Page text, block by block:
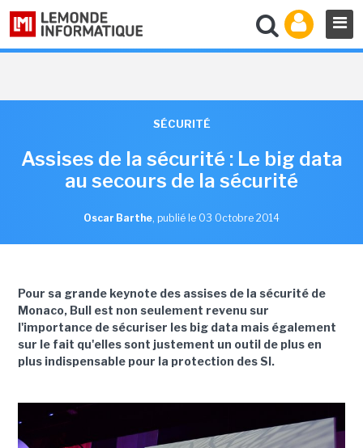
SÉCURITÉ
Assises de la sécurité : Le big data
au secours de la sécurité
Oscar Barthe, publié le 03 Octobre 2014
Pour sa grande keynote des assises de la sécurité de
Monaco, Bull est non seulement revenu sur
l'importance de sécuriser les big data mais également
sur le fait qu'elles sont justement un outil de plus en
plus indispensable pour la protection des SI.